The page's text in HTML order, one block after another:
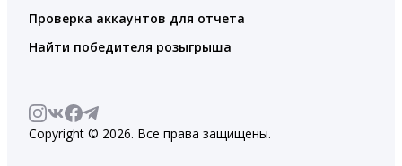
Проверка аккаунтов для отчета
Найти победителя розыгрыша
Copyright © 2026. Все права защищены.